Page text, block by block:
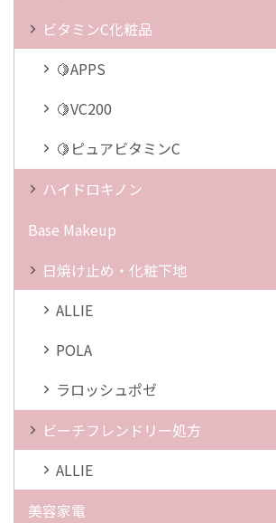
ビタミンC化粧品
🍋APPS
🍋VC200
🍋ピュアビタミンC
ハイドロキノン
Base Makeup
日焼け止め・化粧下地
ALLIE
POLA
ラロッシュポゼ
ビーチフレンドリー処方
ALLIE
美容家電